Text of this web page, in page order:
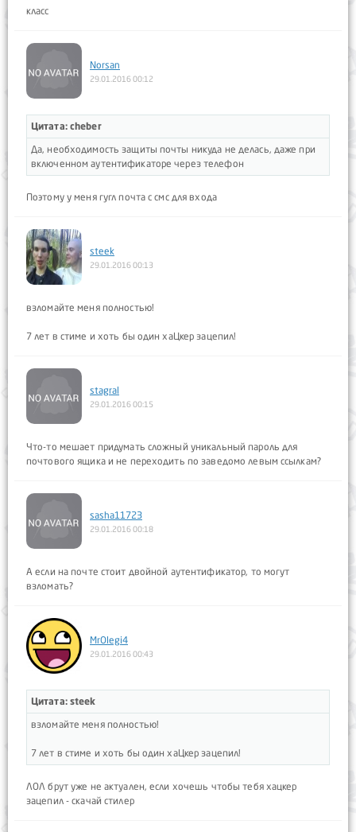
класс
Norsan
29.01.2016 00:12
Цитата: cheber
Да, необходимость защиты почты никуда не делась, даже при
включенном аутентификаторе через телефон
Поэтому у меня гугл почта с смс для входа
steek
29.01.2016 00:13
взломайте меня полностью!
7 лет в стиме и хоть бы один хаЦкер зацепил!
stagral
29.01.2016 00:15
Что-то мешает придумать сложный уникальный пароль для
почтового ящика и не переходить по заведомо левым ссылкам?
sasha11723
29.01.2016 00:18
А если на почте стоит двойной аутентификатор, то могут
взломать?
MrOlegi4
29.01.2016 00:43
Цитата: steek
взломайте меня полностью!
7 лет в стиме и хоть бы один хаЦкер зацепил!
ЛОЛ брут уже не актуален, если хочешь чтобы тебя хацкер
зацепил - скачай стилер